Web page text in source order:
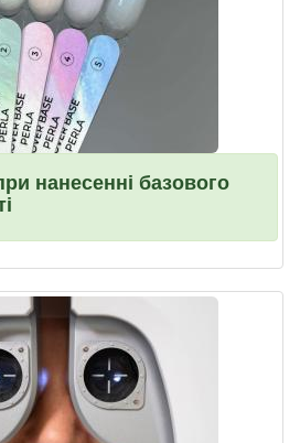
нанесенні базового